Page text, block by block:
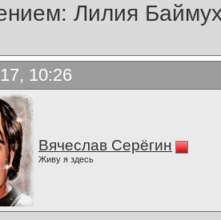
Лилия
10:26
Вячеслав Серёгин
Живу я здесь